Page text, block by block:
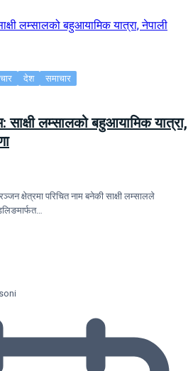
देश समाचार
साक्षी लम्सालको बहुआयामिक यात्रा,
क्षेत्रमा परिचित नाम बनेकी साक्षी लम्सालले